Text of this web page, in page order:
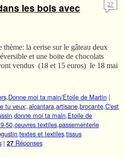
les bois avec
27
thème: la cerise sur le gâteau deux
et une boite de chocolats
vendus (18 et 15 euros) le 18 mai
,Donne moi ta main/Etoile de Martin |
tu veux;,alcantara,artisane,brocante,C'est
,donne moi ta main,Etoile de
50,oeuvres textiles,passementerie
,textes et textiles,tissus
| 27 Réponses